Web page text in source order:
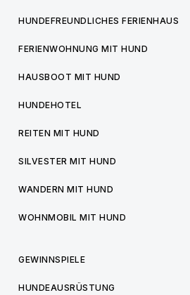
HUNDEFREUNDLICHES FERIENHAUS
FERIENWOHNUNG MIT HUND
HAUSBOOT MIT HUND
HUNDEHOTEL
REITEN MIT HUND
SILVESTER MIT HUND
WANDERN MIT HUND
WOHNMOBIL MIT HUND
GEWINNSPIELE
HUNDEAUSRÜSTUNG